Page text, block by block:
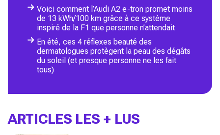
Voici comment l’Audi A2 e-tron promet moins
de 13 kWh/100 km grâce à ce système
inspiré de la F1 que personne n’attendait
En été, ces 4 réflexes beauté des
dermatologues protègent la peau des dégâts
du soleil (et presque personne ne les fait
tous)
ARTICLES LES + LUS